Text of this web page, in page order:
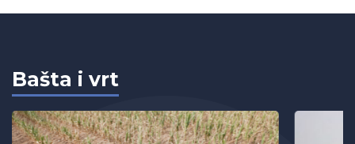
Bašta i vrt